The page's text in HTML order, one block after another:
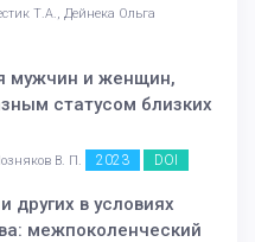
Т.А., Дейнека Ольга
мужчин и женщин,
статусом близких
В. П. 2023 DOI
других в условиях
межпоколенческий